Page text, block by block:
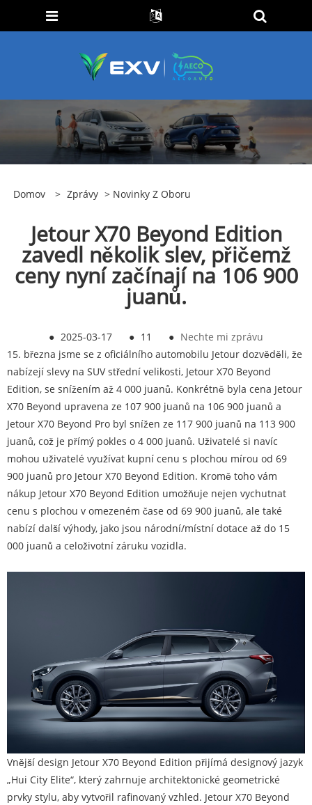
Domov > Zprávy > Novinky Z Oboru
Jetour X70 Beyond Edition
zavedl několik slev, přičemž
ceny nyní začínají na 106 900
juanů.
● 2025-03-17 ● 11 ● Nechte mi zprávu
15. března jsme se z oficiálního automobilu Jetour dozvěděli, že
nabízejí slevy na SUV střední velikosti, Jetour X70 Beyond
Edition, se snížením až 4 000 juanů. Konkrétně byla cena Jetour
X70 Beyond upravena ze 107 900 juanů na 106 900 juanů a
Jetour X70 Beyond Pro byl snížen ze 117 900 juanů na 113 900
juanů, což je přímý pokles o 4 000 juanů. Uživatelé si navíc
mohou uživatelé využívat kupní cenu s plochou mírou od 69
900 juanů pro Jetour X70 Beyond Edition. Kromě toho vám
nákup Jetour X70 Beyond Edition umožňuje nejen vychutnat
cenu s plochou v omezeném čase od 69 900 juanů, ale také
nabízí další výhody, jako jsou národní/místní dotace až do 15
000 juanů a celoživotní záruku vozidla.
Vnější design Jetour X70 Beyond Edition přijímá designový jazyk
„Hui City Elite“, který zahrnuje architektonické geometrické
prvky stylu, aby vytvořil rafinovaný vzhled. Jetour X70 Beyond